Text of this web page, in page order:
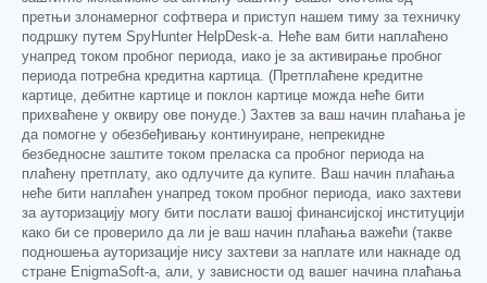
претњи злонамерног софтвера и приступ нашем тиму за техничку
подршку путем SpyHunter HelpDesk-а. Неће вам бити наплаћено
унапред током пробног периода, иако је за активирање пробног
периода потребна кредитна картица. (Претплаћене кредитне
картице, дебитне картице и поклон картице можда неће бити
прихваћене у оквиру ове понуде.) Захтев за ваш начин плаћања је
да помогне у обезбеђивању континуиране, непрекидне
безбедносне заштите током преласка са пробног периода на
плаћену претплату, ако одлучите да купите. Ваш начин плаћања
неће бити наплаћен унапред током пробног периода, иако захтеви
за ауторизацију могу бити послати вашој финансијској институцији
како би се проверило да ли је ваш начин плаћања важећи (такве
подношења ауторизације нису захтеви за наплате или накнаде од
стране EnigmaSoft-а, али, у зависности од вашег начина плаћања